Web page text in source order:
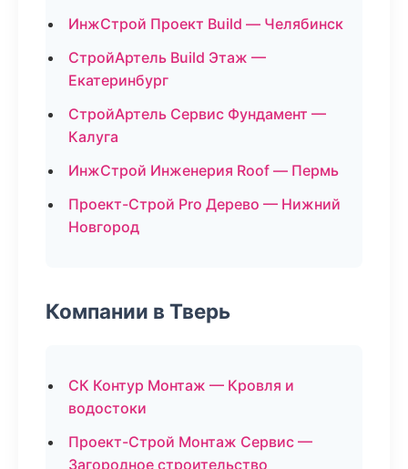
ИнжСтрой Проект Build — Челябинск
СтройАртель Build Этаж —
Екатеринбург
СтройАртель Сервис Фундамент —
Калуга
ИнжСтрой Инженерия Roof — Пермь
Проект-Строй Pro Дерево — Нижний
Новгород
Компании в Тверь
СК Контур Монтаж — Кровля и
водостоки
Проект-Строй Монтаж Сервис —
Загородное строительство